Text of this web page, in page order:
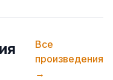
Все
произведения
→